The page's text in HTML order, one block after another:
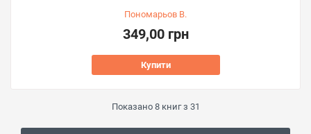
Пономарьов В.
349,00 грн
Купити
Показано 8книг з 31